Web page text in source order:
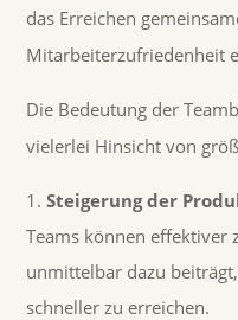
das Erreichen
Mitarbeiterzufriedenheit
Die Bedeutung der
vielerlei Hinsicht von
Steigerung der
Teams können effektiver
unmittelbar dazu
schneller zu erreichen.